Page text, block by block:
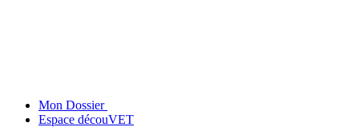
Mon Dossier
Espace découVET